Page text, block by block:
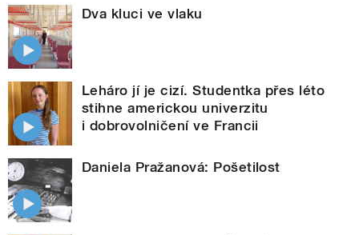
Dva kluci ve vlaku
Leháro jí je cizí. Studentka přes léto
stihne americkou univerzitu
i dobrovolničení ve Francii
Daniela Pražanová: Pošetilost